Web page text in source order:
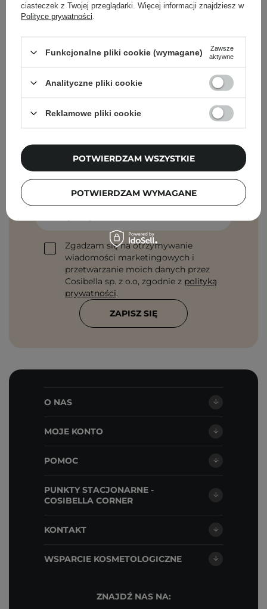
Cosibella Corner (Tadeusza Kościuszki)
Pielęgnacyjne checklisty, eksperckie porady,
beauty nowości - prosto na maila!
Zgadzam się na otrzymywanie
wiadomości marketingowych i
przetwarzanie moich danych przez
Cosibella sp. z o.o, zgodnie z polityką
prywatności.
ZAPISZ SIĘ
O NAS
MOJE KONTO
POMOC
PUNKTY STACJONARNE -
COSIBELLA CORNER
KONTAKT
WSPARCIE KOSMETOLOGICZNE
ZNAJDŹ NAS NA:
ciasteczek z Twojej przeglądarki. Więcej informacji znajdziesz w
Polityce prywatności
Funkcjonalne pliki cookie (wymagane)
Zawsze
aktywne
Analityczne pliki cookie
Reklamowe pliki cookie
POTWIERDZAM WYMAGANE
POTWIERDZAM WSZYSTKIE